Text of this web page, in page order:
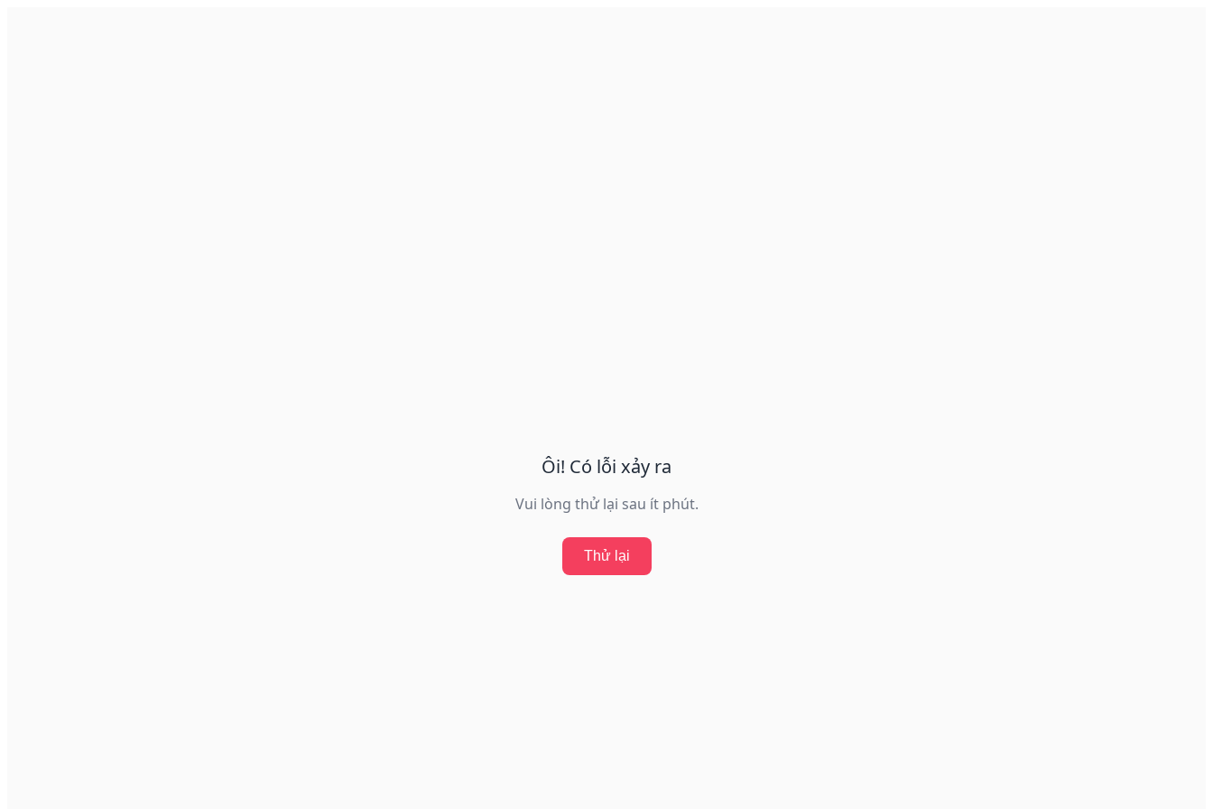
Ôi! Có lỗi xảy ra
Vui lòng thử lại sau ít phút.
Thử lại